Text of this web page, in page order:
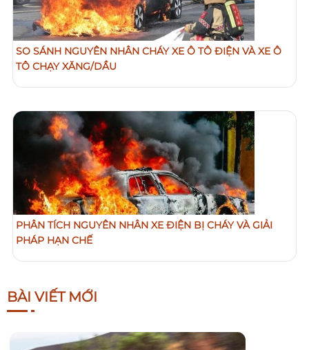
SO SÁNH NGUYÊN NHÂN CHÁY XE Ô TÔ ĐIỆN VÀ XE Ô
TÔ CHẠY XĂNG/DẦU
PHÂN TÍCH NGUYÊN NHÂN XE ĐIỆN BỊ CHÁY VÀ GIẢI
PHÁP HẠN CHẾ
BÀI VIẾT MỚI